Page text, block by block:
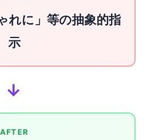
れに」等の抽象的指
示
→
AFTER